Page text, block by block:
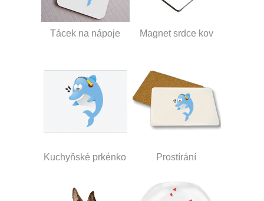
Tácek na nápoje Magnet srdce kov
Kuchyňské prkénko Prostírání